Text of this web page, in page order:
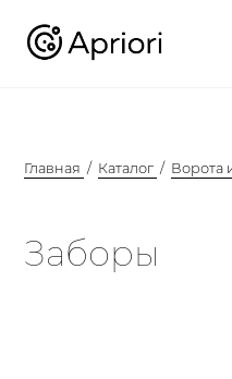
Главная Каталог Ворота
Заборы